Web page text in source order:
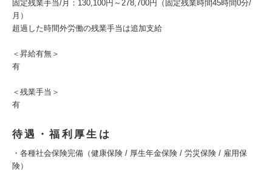
固定残業手当/月：130,100円～278,700円（固定残業時間45時間0分/
月）
超過した時間外労働の残業手当は追加支給
＜昇給有無＞
有
＜残業手当＞
有
待遇・福利厚生は
・各種社会保険完備（健康保険 / 厚生年金保険 / 労災保険 / 雇用保
険）